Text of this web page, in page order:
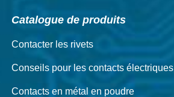
Catalogue de produits
Contacter les rivets
Conseils pour les contacts électriques
Contacts en métal en poudre